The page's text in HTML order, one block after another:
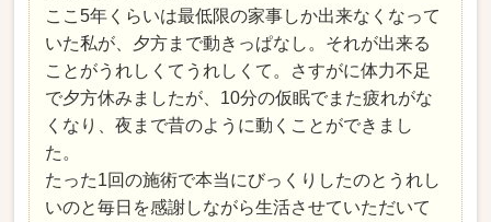
ここ5年くらいは最低限の家事しか出来なくなって
いた私が、夕方まで動きっぱなし。それが出来る
ことがうれしくてうれしくて。さすがに体力不足
で夕方休みましたが、10分の仮眠でまた疲れがな
くなり、夜まで昔のように動くことができまし
た。
たった1回の施術で本当にびっくりしたのとうれし
いのと毎日を感謝しながら生活させていただいて